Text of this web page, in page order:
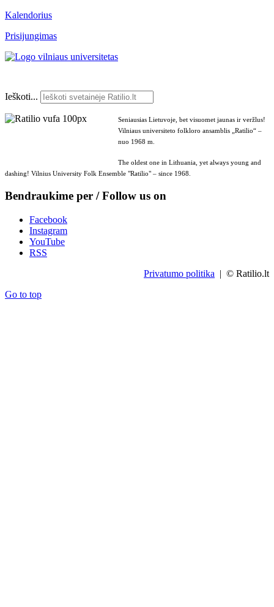
Kalendorius
Prisijungimas
Ieškoti...
Seniausias Lietuvoje, bet visuomet jaunas ir veržlus!
Vilniaus universiteto folkloro ansamblis „Ratilio“ –
nuo 1968 m.
The oldest one in Lithuania, yet always young and
dashing! Vilnius University Folk Ensemble "Ratilio" – since 1968.
Bendraukime per / Follow us on
Facebook
Instagram
YouTube
RSS
Privatumo politika | © Ratilio.lt
Go to top